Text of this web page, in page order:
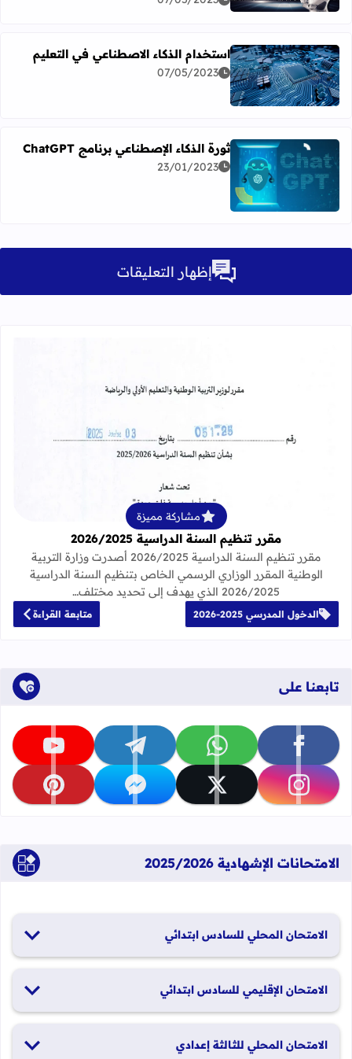
اقرأ المزيد عن استخدام الذكاء الاصطناعي في التعليم
استخدام الذكاء الاصطناعي في التعليم
07/05/2023
اقرأ المزيد عن ثورة الذكاء الإصطناعي برنامج ChatGPT
ثورة الذكاء الإصطناعي برنامج ChatGPT
23/01/2023
إظهار التعليقات
قراءة المزيد عن مقرر تنظيم السنة الدراسية
مشاركة مميزة
مقرر تنظيم السنة الدراسية 2026/2025
مقرر تنظيم السنة الدراسية 2026/2025 أصدرت وزارة التربية
الوطنية المقرر الوزاري الرسمي الخاص بتنظيم السنة الدراسية
2026/2025 الذي يهدف إلى تحديد مختلف…
الدخول المدرسي 2025-2026 متابعة القراءة
تابعنا على
تابعنا على facebook تابعنا على whatsapp تابعنا على telegram تابعنا على youtube
تابعنا على instagram تابعنا على x تابعنا على messenger تابعنا على pinterest
الامتحانات الإشهادية 2025/2026
الامتحان المحلي للسادس ابتدائي
الامتحان الإقليمي للسادس ابتدائي
الامتحان المحلي للثالثة إعدادي